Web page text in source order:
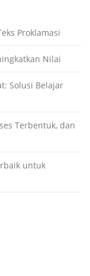
Proklamasi
Nilai
Solusi Belajar
Terbentuk, dan
untuk